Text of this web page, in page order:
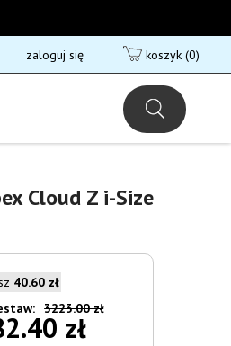
zaloguj się koszyk (0)
Cloud Z i-Size
40.60 zł
3223.00 zł
zł